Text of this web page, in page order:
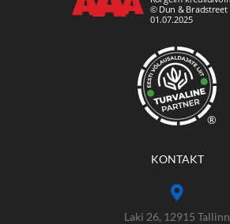
®
KONTAKT
Laki 26, 12915 Tallinn